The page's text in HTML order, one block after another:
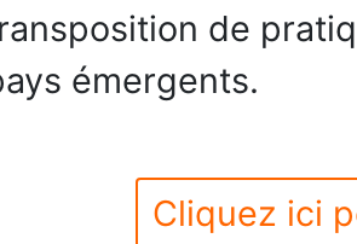
de
émergents.
Cliquez ici